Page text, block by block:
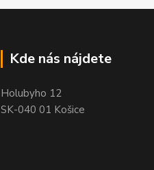
Kde nás nájdete
Holubyho 12
SK-040 01 Košice